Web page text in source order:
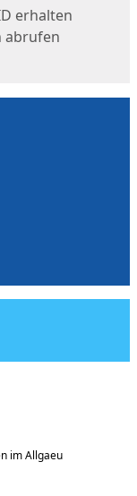
erhalten
abrufen
im Allgaeu